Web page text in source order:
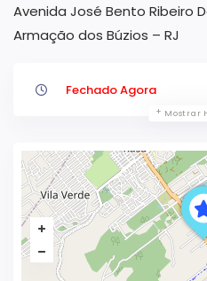
Avenida José Bento Ribeiro
Armação dos Búzios – RJ
Fechado Agora
Mostrar